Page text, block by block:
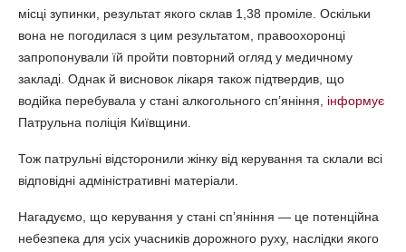
місці зупинки, результат якого склав 1,38 проміле. Оскільки
вона не погодилася з цим результатом, правоохоронці
запропонували їй пройти повторний огляд у медичному
закладі. Однак й висновок лікаря також підтвердив, що
водійка перебувала у стані алкогольного сп’яніння, інформує
Патрульна поліція Київщини.
Тож патрульні відсторонили жінку від керування та склали всі
відповідні адміністративні матеріали.
Нагадуємо, що керування у стані спʼяніння — це потенційна
небезпека для усіх учасників дорожного руху, наслідки якого